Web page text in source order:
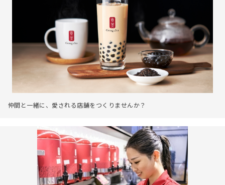
仲間と一緒に、愛される店舗をつくりませんか？